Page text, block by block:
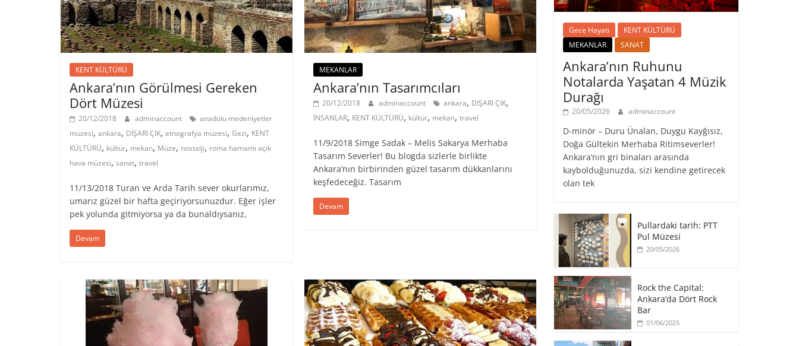
KENT KÜLTÜRÜ
Ankara’nın Görülmesi Gereken
Dört Müzesi
20/12/2018 adminaccount
anadolu medeniyetler
müzesi, ankara, DIŞARI ÇIK, etnografya müzesi, Gezi, KENT
KÜLTÜRÜ, kültür, mekan, Müze, nostalji, roma hamamı açık
hava müzesi, sanat, travel
11/13/2018 Turan ve Arda Tarih sever okurlarımız,
umarız güzel bir hafta geçiriyorsunuzdur. Eğer işler
pek yolunda gitmiyorsa ya da bunaldıysanız,
Devam
MEKANLAR
Ankara’nın Tasarımcıları
20/12/2018 adminaccount ankara, DIŞARI ÇIK,
İNSANLAR, KENT KÜLTÜRÜ, kültür, mekan,travel
11/9/2018 Simge Sadak – Melis Sakarya Merhaba
Tasarım Severler! ​Bu blogda sizlerle birlikte
Ankara’nın birbirinden güzel tasarım dükkanlarını
keşfedeceğiz. Tasarım
Devam
Gece Hayatı
KENT KÜLTÜRÜ
MEKANLAR
SANAT
Ankara’nın Ruhunu
Notalarda Yaşatan 4 Müzik
Durağı
20/05/2026 adminaccount
D-minör – Duru Ünalan, Duygu Kayğısız,
Doğa Gültekin Merhaba Ritimseverler!
Ankara’nın gri binaları arasında
kaybolduğunuzda, sizi kendine getirecek
olan tek
Pullardaki tarih: PTT
Pul Müzesi
20/05/2026
Rock the Capital:
Ankara’da Dört Rock
Bar
01/06/2025